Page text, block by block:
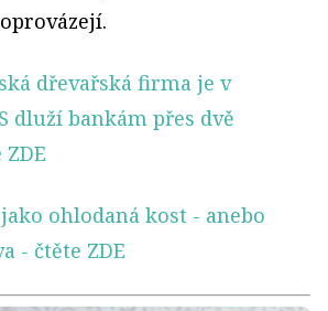
dřevařská firma je v
dluží bankám přes dvě
ohlodaná kost - anebo
- čtěte ZDE